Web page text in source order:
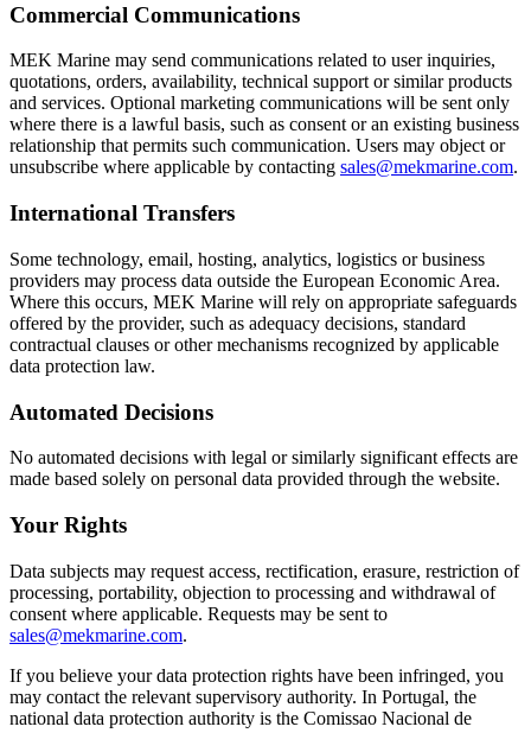
Commercial Communications
MEK Marine may send communications related to user inquiries,
quotations, orders, availability, technical support or similar products
and services. Optional marketing communications will be sent only
where there is a lawful basis, such as consent or an existing business
relationship that permits such communication. Users may object or
unsubscribe where applicable by contacting sales@mekmarine.com.
International Transfers
Some technology, email, hosting, analytics, logistics or business
providers may process data outside the European Economic Area.
Where this occurs, MEK Marine will rely on appropriate safeguards
offered by the provider, such as adequacy decisions, standard
contractual clauses or other mechanisms recognized by applicable
data protection law.
Automated Decisions
No automated decisions with legal or similarly significant effects are
made based solely on personal data provided through the website.
Your Rights
Data subjects may request access, rectification, erasure, restriction of
processing, portability, objection to processing and withdrawal of
consent where applicable. Requests may be sent to
sales@mekmarine.com.
If you believe your data protection rights have been infringed, you
may contact the relevant supervisory authority. In Portugal, the
national data protection authority is the Comissao Nacional de